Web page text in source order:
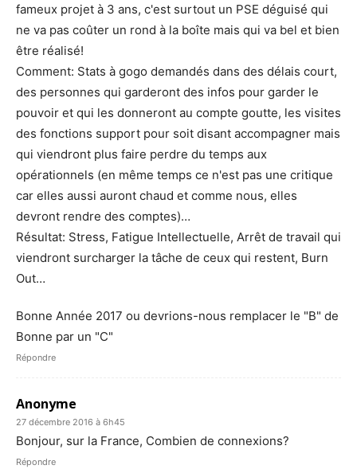
fameux projet à 3 ans, c'est surtout un PSE déguisé qui
ne va pas coûter un rond à la boîte mais qui va bel et bien
être réalisé!
Comment: Stats à gogo demandés dans des délais court,
des personnes qui garderont des infos pour garder le
pouvoir et qui les donneront au compte goutte, les visites
des fonctions support pour soit disant accompagner mais
qui viendront plus faire perdre du temps aux
opérationnels (en même temps ce n'est pas une critique
car elles aussi auront chaud et comme nous, elles
devront rendre des comptes)…
Résultat: Stress, Fatigue Intellectuelle, Arrêt de travail qui
viendront surcharger la tâche de ceux qui restent, Burn
Out…
Bonne Année 2017 ou devrions-nous remplacer le "B" de
Bonne par un "C"
Répondre
Anonyme
27 décembre 2016 à 6h45
Bonjour, sur la France, Combien de connexions?
Répondre